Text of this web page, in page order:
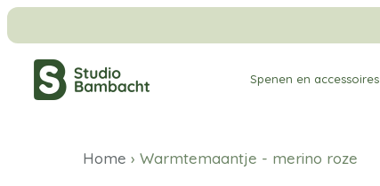
Meteen
naar
content
Spenen en accessoires
Home› Warmtemaantje - merino roze